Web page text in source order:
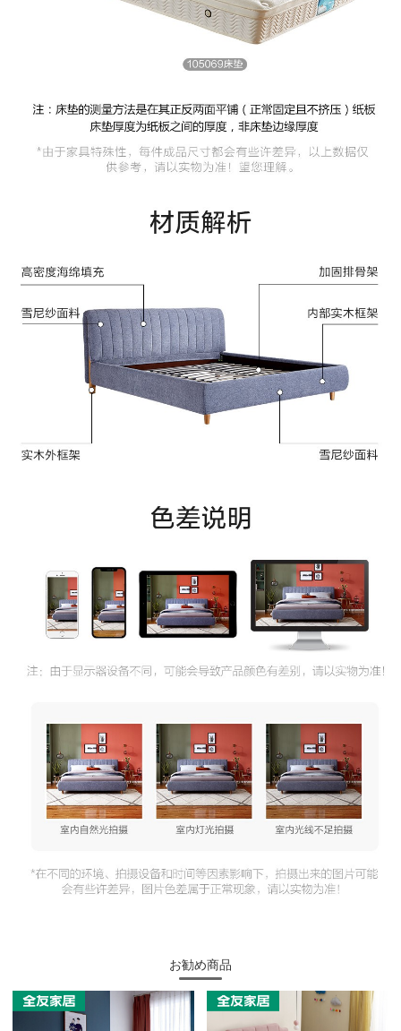
お勧め商品